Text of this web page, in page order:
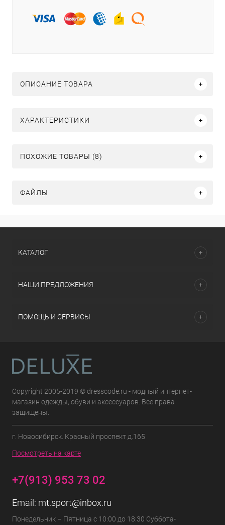
ОПИСАНИЕ ТОВАРА
ХАРАКТЕРИСТИКИ
ПОХОЖИЕ ТОВАРЫ (8)
ФАЙЛЫ
КАТАЛОГ
НАШИ ПРЕДЛОЖЕНИЯ
ПОМОЩЬ И СЕРВИСЫ
Copyright 2005-2019 © dresscode.ru - модный интернет-
магазин одежды, обуви и аксессуаров. Все права
защищены.
г. Новосибирск. Красный проспект д.165
Посмотреть на карте
+7(913) 953 73 02
Email: mt.sport@inbox.ru
Понедельник – Пятница с 10:00 до 18:30 Суббота-